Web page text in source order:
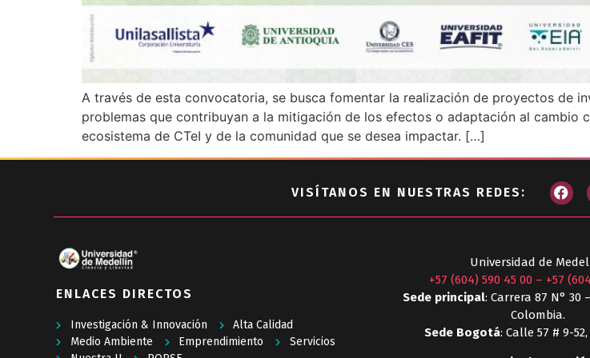
A través de esta convocatoria, se busca fomentar la realización de proyectos de
problemas que contribuyan a la mitigación de los efectos o adaptación al
ecosistema de CTeI y de la comunidad que se desea impactar. […]
VISÍTANOS EN NUESTRAS REDES:
ENLACES DIRECTOS
Investigación & Innovación
Alta Calidad
Medio Ambiente
Emprendimiento
Servicios
Universidad de
+57 (604) 590 45 00 – +57
Sede principal: Carrera 87 N° 30
Colombia.
Sede Bogotá: Calle 57 # 9-